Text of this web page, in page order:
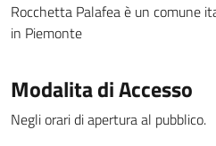
Rocchetta Palafea è un comune
in Piemonte
Modalita di Accesso
Negli orari di apertura al pubblico.